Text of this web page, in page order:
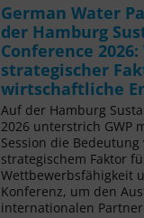
German Water
der Hamburg
Conference
strategischer
wirtschaftliche
Auf der Hamburg
2026 unterstrich GWP
Session die Bedeutung
strategischem Faktor
Wettbewerbsfähigkeit
Konferenz, um den
internationalen